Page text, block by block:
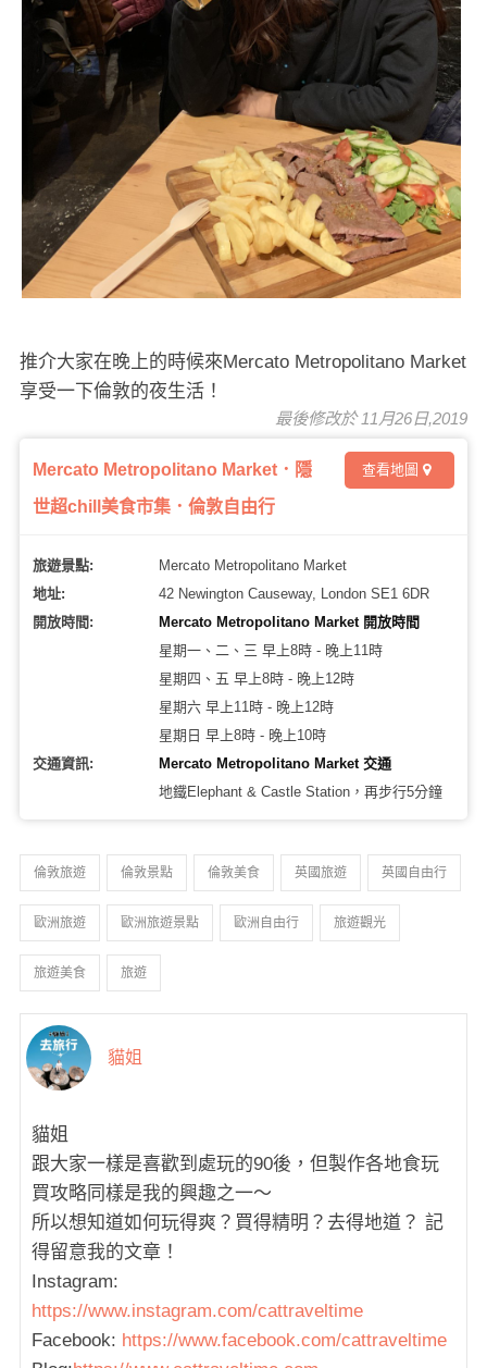
推介大家在晚上的時候來Mercato Metropolitano Market
享受一下倫敦的夜生活！
最後修改於 11月26日,2019
Mercato Metropolitano Market．隱
世超chill美食市集．倫敦自由行
查看地圖
旅遊景點:
Mercato Metropolitano Market
地址:
42 Newington Causeway, London SE1 6DR
開放時間:
Mercato Metropolitano Market 開放時間
星期一、二、三 早上8時 - 晚上11時
星期四、五 早上8時 - 晚上12時
星期六 早上11時 - 晚上12時
星期日 早上8時 - 晚上10時
交通資訊:
Mercato Metropolitano Market 交通
地鐵Elephant & Castle Station，再步行5分鐘
倫敦旅遊 倫敦景點 倫敦美食 英國旅遊 英國自由行
歐洲旅遊 歐洲旅遊景點 歐洲自由行 旅遊觀光
旅遊美食 旅遊
貓姐
貓姐
跟大家一樣是喜歡到處玩的90後，但製作各地食玩
買攻略同樣是我的興趣之一～
所以想知道如何玩得爽？買得精明？去得地道？ 記
得留意我的文章！
Instagram:
https://www.instagram.com/cattraveltime
Facebook: https://www.facebook.com/cattraveltime